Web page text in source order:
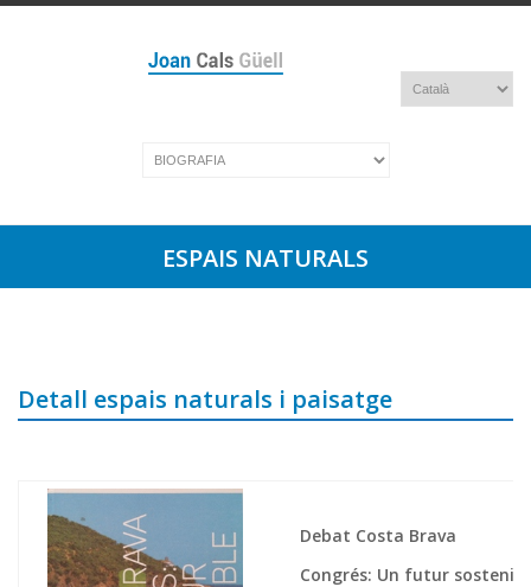
ESPAIS NATURALS
Detall espais naturals i paisatge
Debat Costa Brava
Congrés: Un futur